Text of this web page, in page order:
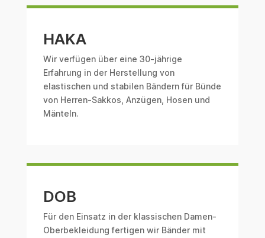
HAKA
Wir verfügen über eine 30-jährige
Erfahrung in der Herstellung von
elastischen und stabilen Bändern für Bünde
von Herren-Sakkos, Anzügen, Hosen und
Mänteln.
DOB
Für den Einsatz in der klassischen Damen-
Oberbekleidung fertigen wir Bänder mit